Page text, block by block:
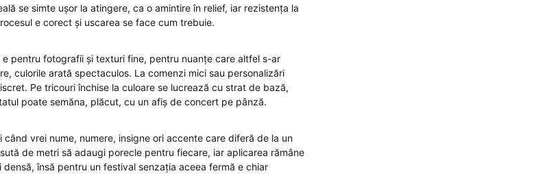
se simte ușor la atingere, ca o amintire în relief, iar rezistența la
e corect și uscarea se face cum trebuie.
pentru fotografii și texturi fine, pentru nuanțe care altfel s-ar
culorile arată spectaculos. La comenzi mici sau personalizări
Pe tricouri închise la culoare se lucrează cu strat de bază,
poate semăna, plăcut, cu un afiș de concert pe pânză.
vrei nume, numere, insigne ori accente care diferă de la un
de metri să adaugi porecle pentru fiecare, iar aplicarea rămâne
însă pentru un festival senzația aceea fermă e chiar